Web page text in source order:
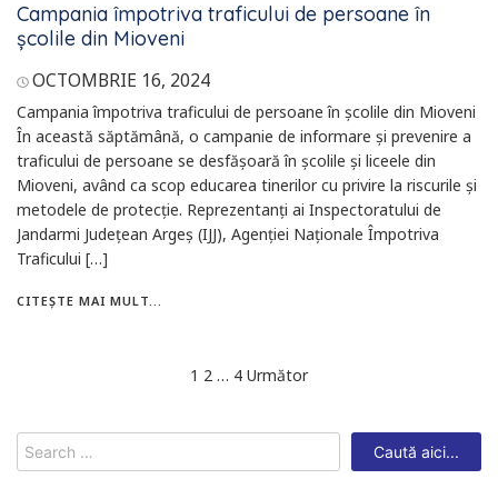
Campania împotriva traficului de persoane în
școlile din Mioveni
OCTOMBRIE 16, 2024
Campania împotriva traficului de persoane în școlile din Mioveni
În această săptămână, o campanie de informare și prevenire a
traficului de persoane se desfășoară în școlile și liceele din
Mioveni, având ca scop educarea tinerilor cu privire la riscurile și
metodele de protecție. Reprezentanți ai Inspectoratului de
Jandarmi Județean Argeș (IJJ), Agenției Naționale Împotriva
Traficului […]
CITEȘTE MAI MULT...
articole
1 2 … 4 Următor
Search
for: